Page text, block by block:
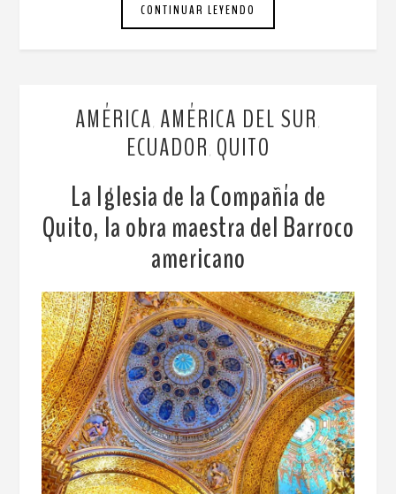
CONTINUAR LEYENDO
AMÉRICA AMÉRICA DEL SUR
ECUADOR QUITO
La Iglesia de la Compañía de
Quito, la obra maestra del Barroco
americano